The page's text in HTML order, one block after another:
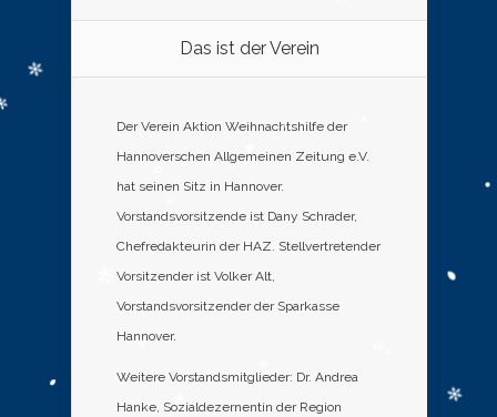
Das ist der Verein
Der Verein Aktion Weihnachtshilfe der
Hannoverschen Allgemeinen Zeitung e.V.
hat seinen Sitz in Hannover.
Vorstandsvorsitzende ist Dany Schrader,
Chefredakteurin der HAZ. Stellvertretender
Vorsitzender ist Volker Alt,
Vorstandsvorsitzender der Sparkasse
Hannover.
Weitere Vorstandsmitglieder: Dr. Andrea
Hanke, Sozialdezernentin der Region